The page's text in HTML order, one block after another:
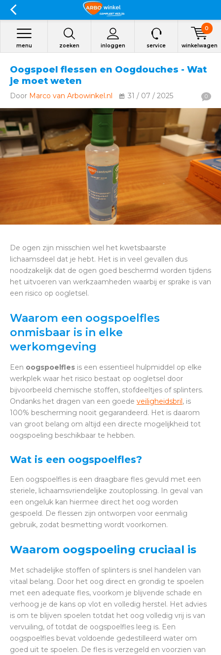
zoeken inloggen
menu service winkelwagen
0
Oogspoel flessen en Oogdouches - Wat
je moet weten
Door Marco van Arbowinkel.nl 31 / 07 / 2025 0
De ogen zijn misschien wel het kwetsbaarste
lichaamsdeel dat je hebt. Het is in veel gevallen dus
noodzakelijk dat de ogen goed beschermd worden tijdens
het uitvoeren van werkzaamheden waarbij er sprake is van
een risico op oogletsel.
Waarom een oogspoelfles
onmisbaar is in elke
werkomgeving
Een oogspoelfles is een essentieel hulpmiddel op elke
werkplek waar het risico bestaat op oogletsel door
bijvoorbeeld chemische stoffen, stofdeeltjes of splinters.
Ondanks het dragen van een goede veiligheidsbril, is
100% bescherming nooit gegarandeerd. Het is daarom
van groot belang om altijd een directe mogelijkheid tot
oogspoeling beschikbaar te hebben.
Wat is een oogspoelfles?
Een oogspoelfles is een draagbare fles gevuld met een
steriele, lichaamsvriendelijke zoutoplossing. In geval van
een ongeluk kan hiermee direct het oog worden
gespoeld. De flessen zijn ontworpen voor eenmalig
gebruik, zodat besmetting wordt voorkomen.
Waarom oogspoeling cruciaal is
Met schadelijke stoffen of splinters is snel handelen van
vitaal belang. Door het oog direct en grondig te spoelen
met een adequate fles, voorkom je blijvende schade en
verhoog je de kans op vlot en volledig herstel. Het advies
is om te blijven spoelen totdat het oog volledig vrij is van
vervuiling, of totdat de oogspoelfles leeg is. Een
oogspoelfles bevat voldoende gedestilleerd water om
goed uit te spoelen. De fles is verzegeld en voorzien van